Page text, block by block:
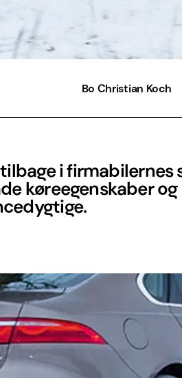
Bo Christian Koch
i firmabilernes
køreegenskaber